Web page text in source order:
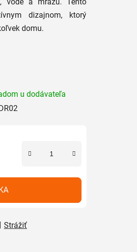
dizajnom, ktorý
domu.
u dodávateľa
Strážiť